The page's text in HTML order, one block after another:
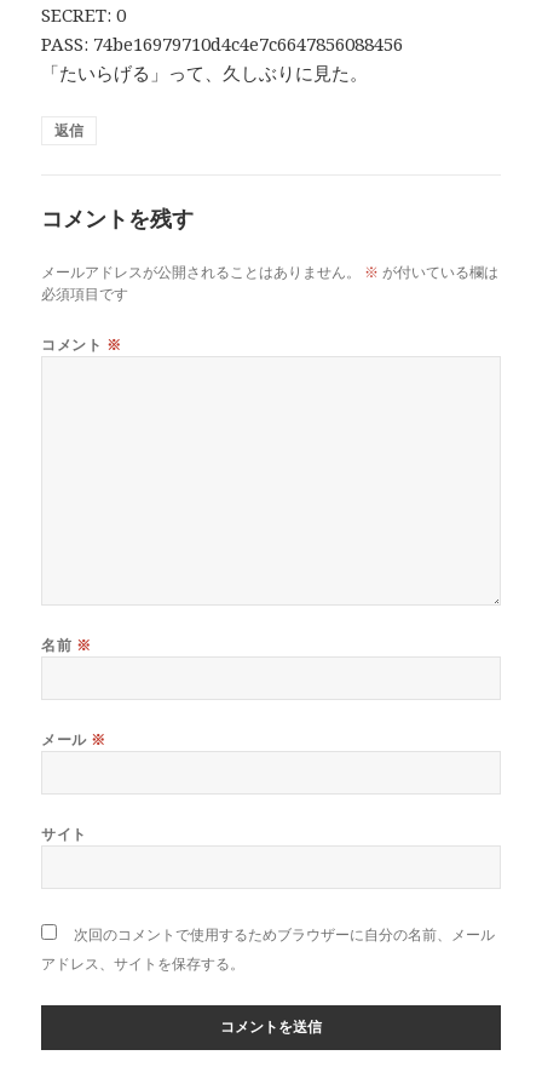
SECRET: 0
PASS: 74be16979710d4c4e7c6647856088456
「たいらげる」って、久しぶりに見た。
返信
コメントを残す
メールアドレスが公開されることはありません。 ※ が付いている欄は
必須項目です
コメント ※
名前 ※
メール ※
サイト
次回のコメントで使用するためブラウザーに自分の名前、メール
アドレス、サイトを保存する。